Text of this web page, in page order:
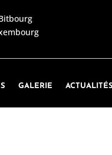
GALERIE ACTUALITÉS